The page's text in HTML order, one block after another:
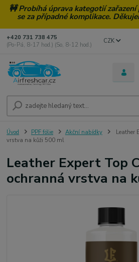
🚧 Probíhá úprava kategotií
se za případné komplikace.
CZK
+420 731 738 475
(Po-Pá, 8-17 hod.) (So, 8-12 hod.)
Úvod PPF fólie Akční nabídky
Leather
vrstva na kůži 500 ml
Leather Expert Top
ochranná vrstva na